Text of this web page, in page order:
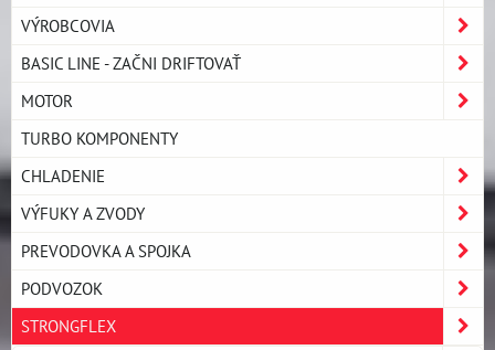
VÝROBCOVIA
BASIC LINE - ZAČNI DRIFTOVAŤ
MOTOR
TURBO KOMPONENTY
CHLADENIE
VÝFUKY A ZVODY
PREVODOVKA A SPOJKA
PODVOZOK
STRONGFLEX